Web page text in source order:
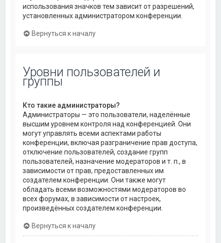
использования значков тем зависит от разрешений,
установленных администратором конференции.
Вернуться к началу
Уровни пользователей и
группы
Кто такие администраторы?
Администраторы — это пользователи, наделённые
высшим уровнем контроля над конференцией. Они
могут управлять всеми аспектами работы
конференции, включая разграничение прав доступа,
отключение пользователей, создание групп
пользователей, назначение модераторов и т. п., в
зависимости от прав, предоставленных им
создателем конференции. Они также могут
обладать всеми возможностями модераторов во
всех форумах, в зависимости от настроек,
произведённых создателем конференции.
Вернуться к началу